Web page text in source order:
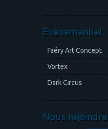
Evènementiel
Faëry Art Concept
Vortex
Dark Circus
Nous rejoindre